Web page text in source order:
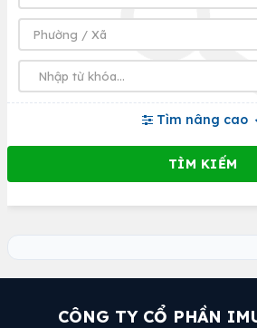
Tìm nâng cao
CÔNG TY CỔ PHẦN